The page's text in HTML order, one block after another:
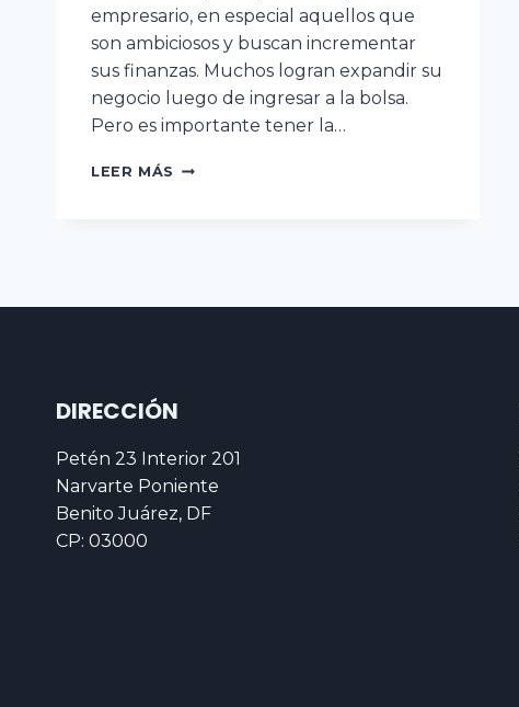
empresario, en especial aquellos que
son ambiciosos y buscan incrementar
sus finanzas. Muchos logran expandir su
negocio luego de ingresar a la bolsa.
Pero es importante tener la…
LEER MÁS
DIRECCIÓN
Petén 23 Interior 201
Narvarte Poniente
Benito Juárez, DF
CP: 03000